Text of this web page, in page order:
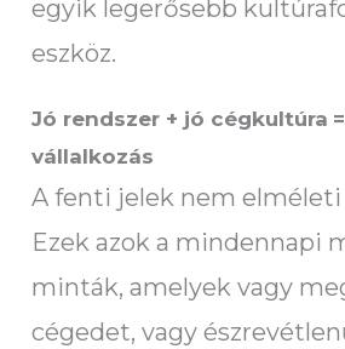
egyik legerősebb
eszköz.
Jó rendszer + jó cégkultúra
vállalkozás
A fenti jelek nem
Ezek azok a mindennapi
minták, amelyek vagy
cégedet, vagy